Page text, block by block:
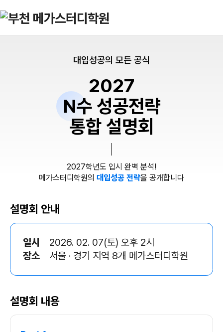
대입성공의 모든 공식
2027
N수 성공전략
통합 설명회
2027학년도 입시 완벽 분석!
메가스터디학원의 대입성공 전략을 공개합니다
설명회 안내
일시
2026. 02. 07(토) 오후 2시
장소
서울 · 경기 지역 8개 메가스터디학원
설명회 내용